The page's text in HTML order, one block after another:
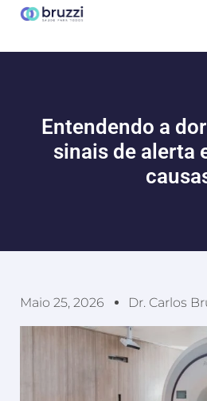
o
Entendendo a
sinais de alerta
Maio 25, 2026 Dr. Carlos